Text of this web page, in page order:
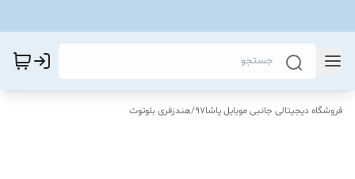
فروشگاه دیجیتالی جانبی موبایل پاشا97 /هندزفری بلوتوث